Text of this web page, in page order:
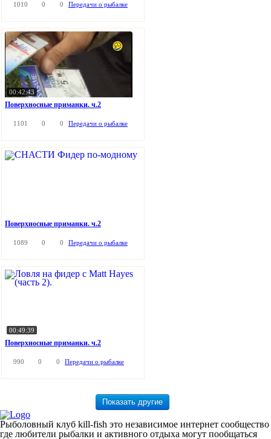
1010 0 0 Передачи о рыбалке
00:42:43
Поверхносные приманки. ч.2
1101 0 0 Передачи о рыбалке
Поверхносные приманки. ч.2
1089 0 0 Передачи о рыбалке
00:49:39
Поверхносные приманки. ч.2
990 0 0 Передачи о рыбалке
Рыболовный клуб kill-fish это независимое интернет сообщество
где любители рыбалки и активного отдыха могут пообщаться